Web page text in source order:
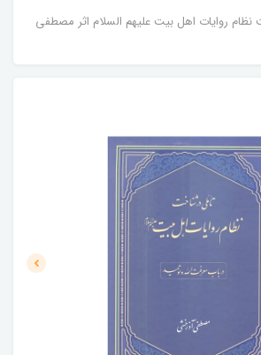
روایات اهل بیت علیهم السلام اثر مصطفی